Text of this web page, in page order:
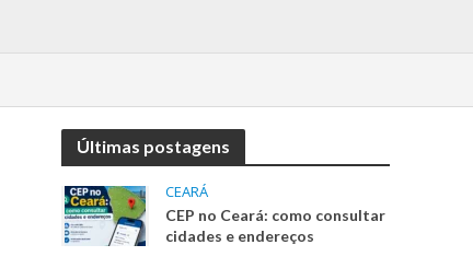
Últimas postagens
CEARÁ
CEP no Ceará: como consultar
cidades e endereços